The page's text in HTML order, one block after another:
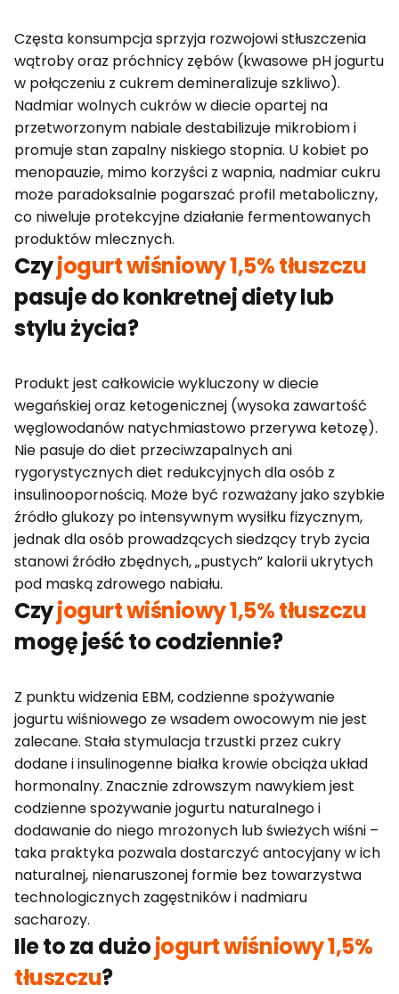
Częsta konsumpcja sprzyja rozwojowi stłuszczenia
wątroby oraz próchnicy zębów (kwasowe pH jogurtu
w połączeniu z cukrem demineralizuje szkliwo).
Nadmiar wolnych cukrów w diecie opartej na
przetworzonym nabiale destabilizuje mikrobiom i
promuje stan zapalny niskiego stopnia. U kobiet po
menopauzie, mimo korzyści z wapnia, nadmiar cukru
może paradoksalnie pogarszać profil metaboliczny,
co niweluje protekcyjne działanie fermentowanych
produktów mlecznych.
Czyjogurt wiśniowy 1,5% tłuszczu
pasuje do konkretnej diety lub
stylu życia?
Produkt jest całkowicie wykluczony w diecie
wegańskiej oraz ketogenicznej (wysoka zawartość
węglowodanów natychmiastowo przerywa ketozę).
Nie pasuje do diet przeciwzapalnych ani
rygorystycznych diet redukcyjnych dla osób z
insulinoopornością. Może być rozważany jako szybkie
źródło glukozy po intensywnym wysiłku fizycznym,
jednak dla osób prowadzących siedzący tryb życia
stanowi źródło zbędnych, „pustych” kalorii ukrytych
pod maską zdrowego nabiału.
Czyjogurt wiśniowy 1,5% tłuszczu
mogę jeść to codziennie?
Z punktu widzenia EBM, codzienne spożywanie
jogurtu wiśniowego ze wsadem owocowym nie jest
zalecane. Stała stymulacja trzustki przez cukry
dodane i insulinogenne białka krowie obciąża układ
hormonalny. Znacznie zdrowszym nawykiem jest
codzienne spożywanie jogurtu naturalnego i
dodawanie do niego mrożonych lub świeżych wiśni –
taka praktyka pozwala dostarczyć antocyjany w ich
naturalnej, nienaruszonej formie bez towarzystwa
technologicznych zagęstników i nadmiaru
sacharozy.
Ile to za dużojogurt wiśniowy 1,5%
tłuszczu?